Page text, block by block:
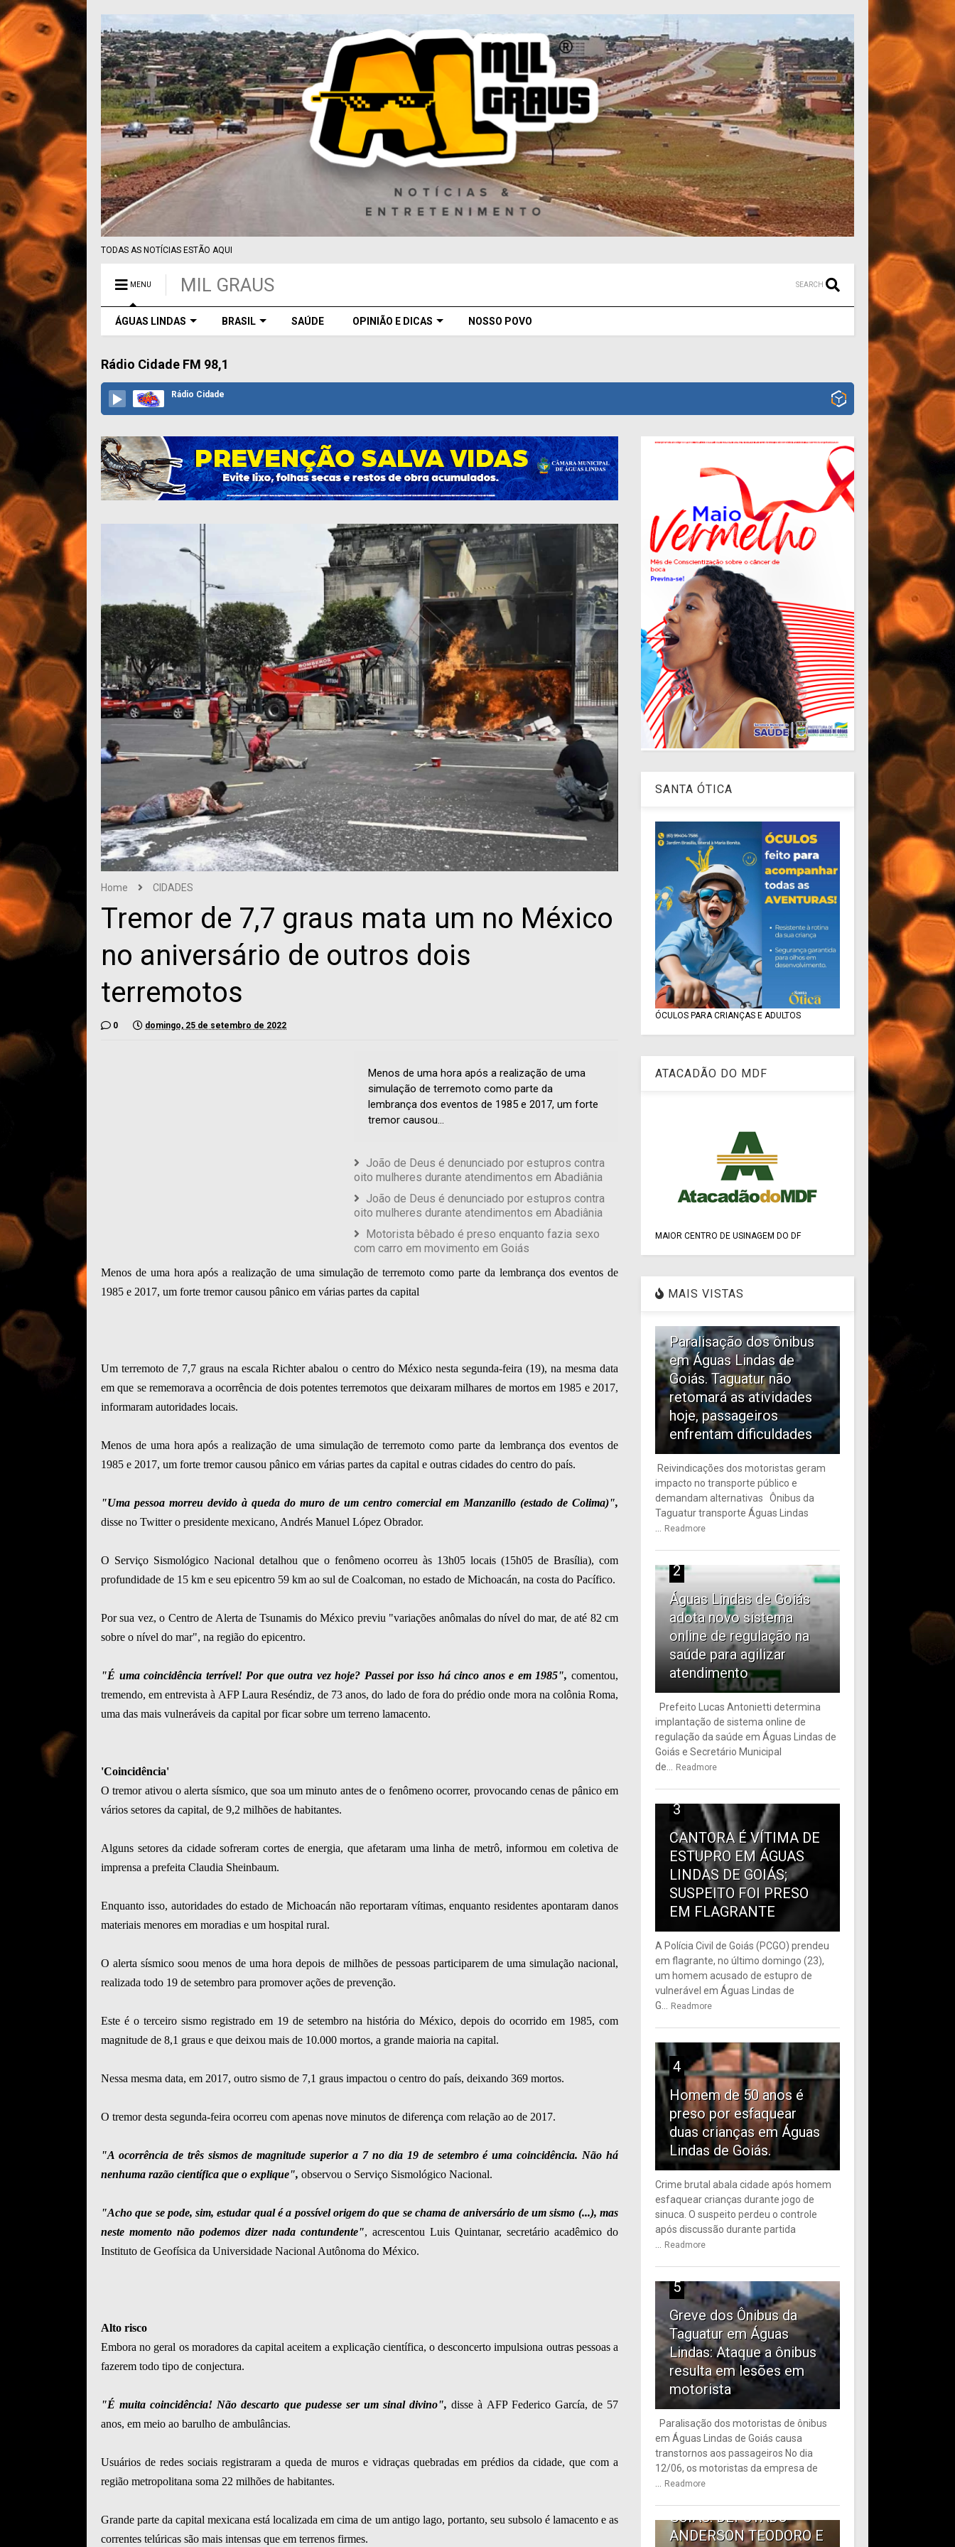
TODAS AS NOTÍCIAS ESTÃO AQUI
MENU MIL GRAUS SEARCH
ÁGUAS LINDAS BRASIL SAÚDE OPINIÃO E DICAS NOSSO POVO
Rádio Cidade FM 98,1
Rádio Cidade
Home CIDADES
Tremor de 7,7 graus mata um no México
no aniversário de outros dois
terremotos
0 domingo, 25 de setembro de 2022
Menos de uma hora após a realização de uma
simulação de terremoto como parte da
lembrança dos eventos de 1985 e 2017, um forte
tremor causou...
João de Deus é denunciado por estupros contra
oito mulheres durante atendimentos em Abadiânia
João de Deus é denunciado por estupros contra
oito mulheres durante atendimentos em Abadiânia
Motorista bêbado é preso enquanto fazia sexo
com carro em movimento em Goiás
Menos de uma hora após a realização de uma simulação de terremoto como parte da lembrança dos eventos de
1985 e 2017, um forte tremor causou pânico em várias partes da capital
Um terremoto de 7,7 graus na escala Richter abalou o centro do México nesta segunda-feira (19), na mesma data
em que se rememorava a ocorrência de dois potentes terremotos que deixaram milhares de mortos em 1985 e 2017,
informaram autoridades locais.
Menos de uma hora após a realização de uma simulação de terremoto como parte da lembrança dos eventos de
1985 e 2017, um forte tremor causou pânico em várias partes da capital e outras cidades do centro do país.
"Uma pessoa morreu devido à queda do muro de um centro comercial em Manzanillo (estado de Colima)",
disse no Twitter o presidente mexicano, Andrés Manuel López Obrador.
O Serviço Sismológico Nacional detalhou que o fenômeno ocorreu às 13h05 locais (15h05 de Brasília), com
profundidade de 15 km e seu epicentro 59 km ao sul de Coalcoman, no estado de Michoacán, na costa do Pacífico.
Por sua vez, o Centro de Alerta de Tsunamis do México previu "variações anômalas do nível do mar, de até 82 cm
sobre o nível do mar", na região do epicentro.
"É uma coincidência terrível! Por que outra vez hoje? Passei por isso há cinco anos e em 1985", comentou,
tremendo, em entrevista à AFP Laura Reséndiz, de 73 anos, do lado de fora do prédio onde mora na colônia Roma,
uma das mais vulneráveis da capital por ficar sobre um terreno lamacento.
'Coincidência'
O tremor ativou o alerta sísmico, que soa um minuto antes de o fenômeno ocorrer, provocando cenas de pânico em
vários setores da capital, de 9,2 milhões de habitantes.
Alguns setores da cidade sofreram cortes de energia, que afetaram uma linha de metrô, informou em coletiva de
imprensa a prefeita Claudia Sheinbaum.
Enquanto isso, autoridades do estado de Michoacán não reportaram vítimas, enquanto residentes apontaram danos
materiais menores em moradias e um hospital rural.
O alerta sísmico soou menos de uma hora depois de milhões de pessoas participarem de uma simulação nacional,
realizada todo 19 de setembro para promover ações de prevenção.
Este é o terceiro sismo registrado em 19 de setembro na história do México, depois do ocorrido em 1985, com
magnitude de 8,1 graus e que deixou mais de 10.000 mortos, a grande maioria na capital.
Nessa mesma data, em 2017, outro sismo de 7,1 graus impactou o centro do país, deixando 369 mortos.
O tremor desta segunda-feira ocorreu com apenas nove minutos de diferença com relação ao de 2017.
"A ocorrência de três sismos de magnitude superior a 7 no dia 19 de setembro é uma coincidência. Não há
nenhuma razão científica que o explique", observou o Serviço Sismológico Nacional.
"Acho que se pode, sim, estudar qual é a possível origem do que se chama de aniversário de um sismo (...), mas
neste momento não podemos dizer nada contundente", acrescentou Luis Quintanar, secretário acadêmico do
Instituto de Geofísica da Universidade Nacional Autônoma do México.
Alto risco
Embora no geral os moradores da capital aceitem a explicação científica, o desconcerto impulsiona outras pessoas a
fazerem todo tipo de conjectura.
"É muita coincidência! Não descarto que pudesse ser um sinal divino", disse à AFP Federico García, de 57
anos, em meio ao barulho de ambulâncias.
Usuários de redes sociais registraram a queda de muros e vidraças quebradas em prédios da cidade, que com a
região metropolitana soma 22 milhões de habitantes.
Grande parte da capital mexicana está localizada em cima de um antigo lago, portanto, seu subsolo é lamacento e as
correntes telúricas são mais intensas que em terrenos firmes.
SANTA ÓTICA
ÓCULOS PARA CRIANÇAS E ADULTOS
ATACADÃO DO MDF
MAIOR CENTRO DE USINAGEM DO DF
MAIS VISTAS
Paralisação dos ônibus
em Águas Lindas de
Goiás. Taguatur não
retomará as atividades
hoje, passageiros
enfrentam dificuldades
Reivindicações dos motoristas geram
impacto no transporte público e
demandam alternativas Ônibus da
Taguatur transporte Águas Lindas
Readmore
2
Águas Lindas de Goiás
adota novo sistema
online de regulação na
saúde para agilizar
atendimento
Prefeito Lucas Antonietti determina
implantação de sistema online de
regulação da saúde em Águas Lindas de
Goiás e Secretário Municipal
de...
Readmore
3
CANTORA É VÍTIMA DE
ESTUPRO EM ÁGUAS
LINDAS DE GOIÁS;
SUSPEITO FOI PRESO
EM FLAGRANTE
A Polícia Civil de Goiás (PCGO) prendeu
em flagrante, no último domingo (23),
um homem acusado de estupro de
vulnerável em Águas Lindas de
G...
Readmore
4
Homem de 50 anos é
preso por esfaquear
duas crianças em Águas
Lindas de Goiás.
Crime brutal abala cidade após homem
esfaquear crianças durante jogo de
sinuca. O suspeito perdeu o controle
após discussão durante partida
Readmore
5
Greve dos Ônibus da
Taguatur em Águas
Lindas: Ataque a ônibus
resulta em lesões em
motorista
Paralisação dos motoristas de ônibus
em Águas Lindas de Goiás causa
transtornos aos passageiros No dia
12/06, os motoristas da empresa de
Readmore
6
TRANSPORTE PÚBLICO
GOIÁS: DEPUTADO
ANDERSON TEODORO E